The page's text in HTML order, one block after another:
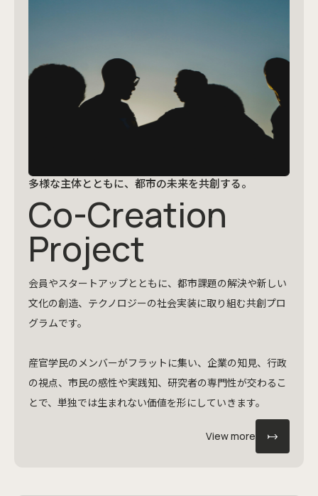
多様な主体とともに、都市の未来を共創する。
Co-Creation
Project
会員やスタートアップとともに、都市課題の解決や新しい
文化の創造、テクノロジーの社会実装に取り組む共創プロ
グラムです。
産官学民のメンバーがフラットに集い、企業の知見、行政
の視点、市民の感性や実践知、研究者の専門性が交わるこ
とで、単独では生まれない価値を形にしていきます。
View more